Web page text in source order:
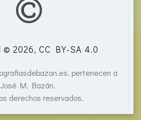
© 2026, CC BY-SA 4.0
pertenecen a
José M. Bazán.
derechos reservados.